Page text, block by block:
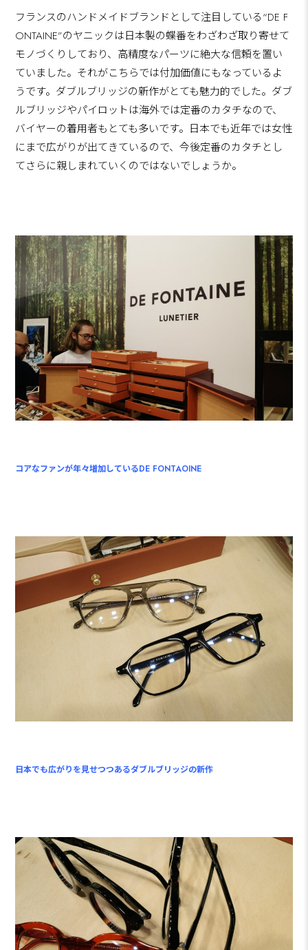
フランスのハンドメイドブランドとして注目している“DE F
ONTAINE”のヤニックは日本製の蝶番をわざわざ取り寄せて
モノづくりしており、高精度なパーツに絶大な信頼を置い
ていました。それがこちらでは付加価値にもなっているよ
うです。ダブルブリッジの新作がとても魅力的でした。ダブ
ルブリッジやパイロットは海外では定番のカタチなので、
バイヤーの着用者もとても多いです。日本でも近年では女性
にまで広がりが出てきているので、今後定番のカタチとし
てさらに親しまれていくのではないでしょうか。
コアなファンが年々増加しているDE FONTAOINE
日本でも広がりを見せつつあるダブルブリッジの新作